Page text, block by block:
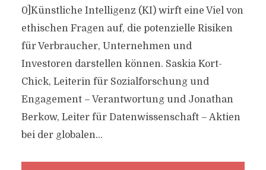
0]Künstliche Intelligenz (KI) wirft eine Viel von
ethischen Fragen auf, die potenzielle Risiken
für Verbraucher, Unternehmen und
Investoren darstellen können. Saskia Kort-
Chick, Leiterin für Sozialforschung und
Engagement – Verantwortung und Jonathan
Berkow, Leiter für Datenwissenschaft – Aktien
bei der globalen...